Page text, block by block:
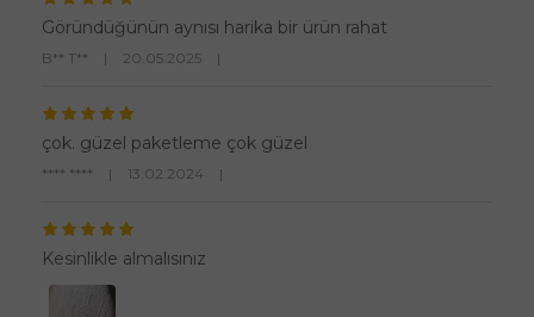
Göründüğünün aynısı harika bir ürün rahat
B** T** | 20.05.2025 |
çok. güzel paketleme çok güzel
**** **** | 13.02.2024 |
Kesinlikle almalısınız